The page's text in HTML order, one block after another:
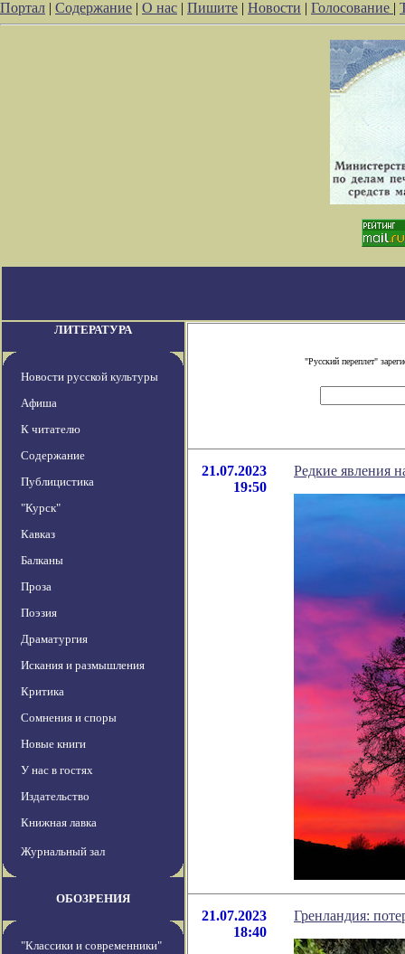
Портал | Содержание | О нас | Пишите | Новости | Голосование |
ЛИТЕРАТУРА
Новости русской культуры
Афиша
К читателю
Содержание
Публицистика
"Курск"
Кавказ
Балканы
Проза
Поэзия
Драматургия
Искания и размышления
Критика
Сомнения и споры
Новые книги
У нас в гостях
Издательство
Книжная лавка
Журнальный зал
ОБОЗРЕНИЯ
"Классики и современники"
"Русский переплет"
21.07.2023
19:50
Редкие явления
21.07.2023
18:40
Гренландия: